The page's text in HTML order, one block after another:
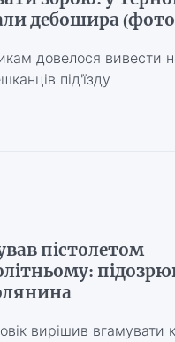
дебошира (фото,
довелося вивести
під'їзду
пістолетом
вирішив вгамувати